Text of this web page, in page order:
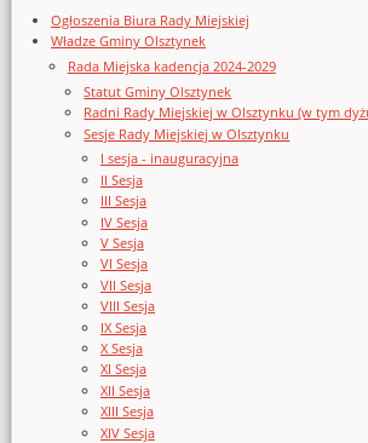
Ogłoszenia Biura Rady Miejskiej
Władze Gminy Olsztynek
Rada Miejska kadencja 2024-2029
Statut Gminy Olsztynek
Radni Rady Miejskiej w Olsztynku (w tym
Sesje Rady Miejskiej w Olsztynku
I sesja - inauguracyjna
II Sesja
III Sesja
IV Sesja
V Sesja
VI Sesja
VII Sesja
VIII Sesja
IX Sesja
X Sesja
XI Sesja
XII Sesja
XIII Sesja
XIV Sesja